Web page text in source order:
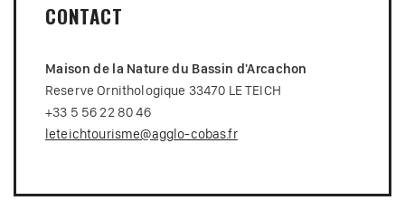
CONTACT
Maison de la Nature du Bassin d'Arcachon
Reserve Ornithologique 33470 LE TEICH
+33 5 56 22 80 46
leteichtourisme@agglo-cobas.fr